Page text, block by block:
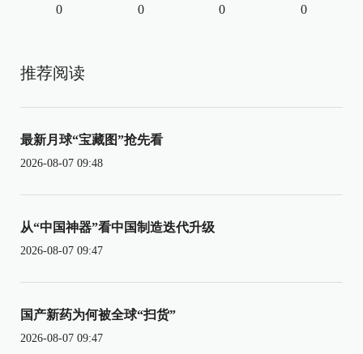
0 0 0 0
推荐阅读
最新月球“宝藏图”抢先看
2026-08-07 09:48
从“中国神器”看中国制造迭代升级
2026-08-07 09:47
国产新药为何被全球“扫货”
2026-08-07 09:47